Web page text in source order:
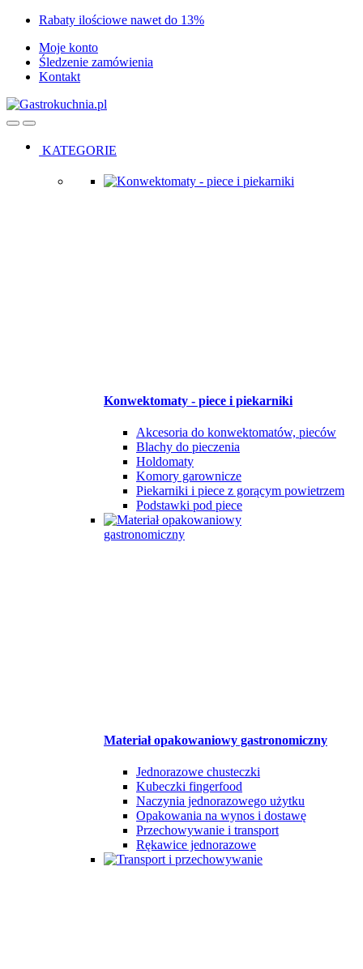
Skip
navigation
Skip
content
Rabaty ilościowe nawet do 13%
Moje konto
Śledzenie zamówienia
Kontakt
OpenClose
KATEGORIE
Konwektomaty - piece i piekarniki
Akcesoria do konwektomatów, pieców
Blachy do pieczenia
Holdomaty
Komory garownicze
Piekarniki i piece z gorącym powietrzem
Podstawki pod piece
Materiał opakowaniowy gastronomiczny
Jednorazowe chusteczki
Kubeczki fingerfood
Naczynia jednorazowego użytku
Opakowania na wynos i dostawę
Przechowywanie i transport
Rękawice jednorazowe